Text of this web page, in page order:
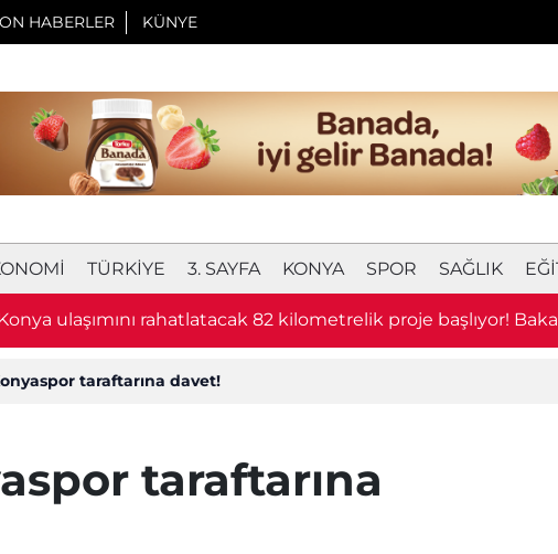
HABERLER KÜNYE
TÜRKIYE 3. SAYFA KONYA SPOR SAĞLIK
ulaşımını rahatlatacak 82 kilometrelik proje başlıyor!
taraftarına davet!
taraftarına